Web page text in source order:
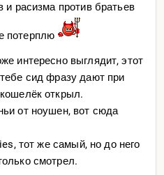
и расизма против братьев
потерплю
интересно выглядит, этот
сид фразу дают при
открыл.
от ноушен, вот сюда
тот же самый, но до него
смотрел.